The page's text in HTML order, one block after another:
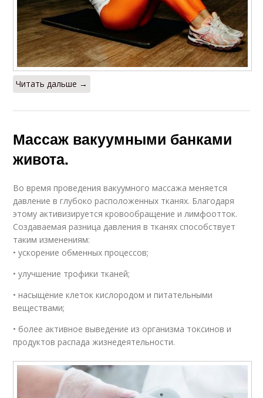
Читать дальше →
Массаж вакуумными банками
живота.
Во время проведения вакуумного массажа меняется
давление в глубоко расположенных тканях. Благодаря
этому активизируется кровообращение и лимфоотток.
Создаваемая разница давления в тканях способствует
таким изменениям:
• ускорение обменных процессов;
• улучшение трофики тканей;
• насыщение клеток кислородом и питательными
веществами;
• более активное выведение из организма токсинов и
продуктов распада жизнедеятельности.